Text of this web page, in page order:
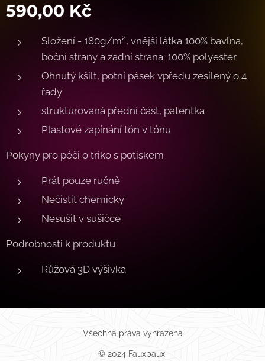
590,00 Kč
Složení - 180g/m², vnější látka 100% bavlna,
boční strany a zadní strana: 100% polyester
Ohnutý kšilt, potní pásek vpředu zesílený o 4
řady
strukturovaná přední část, patentka
Plastové zapínání tón v tónu
Pokyny pro péči o triko s potiskem
Prát pouze ručně
Nečistit chemicky
Nesušit v sušičce
Podrobnosti k produktu
Růžová 3D výšivka
Všechna práva vyhrazena
© 2024 Fauxpaux